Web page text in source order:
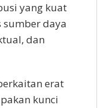
yang kuat
daya
dan
erat
kunci